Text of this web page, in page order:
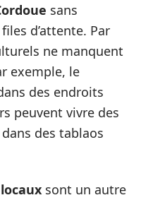
sans
d’attente. Par
ne manquent
exemple, le
des endroits
peuvent vivre des
des tablaos
sont un autre